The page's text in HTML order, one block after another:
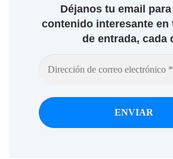
Déjanos tu email
contenido interesante en
de entrada, cada